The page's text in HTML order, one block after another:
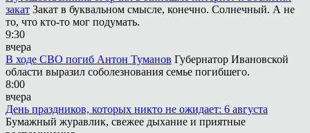
закат Закат в буквальном смысле, конечно. Солнечный. А не
то, что кто-то мог подумать.
9:30
вчера
В ходе СВО погиб Антон Туманов Губернатор Ивановской
области выразил соболезнования семье погибшего.
8:00
вчера
День праздников, которых никто не ожидает: 6 августа
Бумажный журавлик, свежее дыхание и приятные